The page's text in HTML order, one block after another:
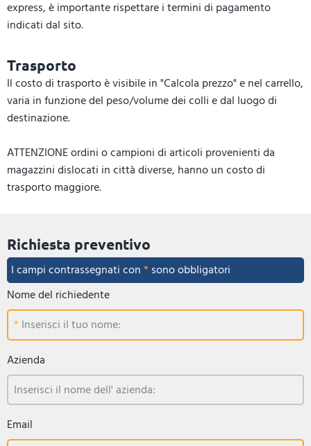
express, è importante rispettare i termini di pagamento
indicati dal sito.
Trasporto
Il costo di trasporto è visibile in "Calcola prezzo" e nel carrello,
varia in funzione del peso/volume dei colli e dal luogo di
destinazione.
ATTENZIONE ordini o campioni di articoli provenienti da
magazzini dislocati in città diverse, hanno un costo di
trasporto maggiore.
Richiesta preventivo
I campi contrassegnati con* sono obbligatori
Nome del richiedente
Inserisci il tuo nome:
Azienda
Inserisci il nome dell' azienda:
Email